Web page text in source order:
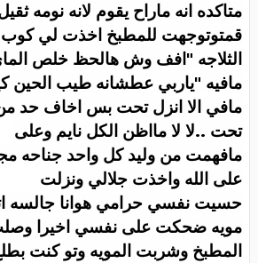
متاكده انه ماراح يقوم لانه نومه
قمتوتوجهت للمطبخ اخذت لي
الثلاجه "افف وش هالحظ خلص
مافيه "ياربي عطشانه طيب الحين
مافي الا انزل تحت بس اخاف حد
تحت ..لا لا مااظن الكل نايم وعلى
مافهمت من وليد كل واحد جناحه
على الله واخذت جلالي ونزلت
حسيت نفسي حرامي هوانا
مويه ضحكت على نفسي اخيرا
المطبخ وشربت المويه وتو كنت